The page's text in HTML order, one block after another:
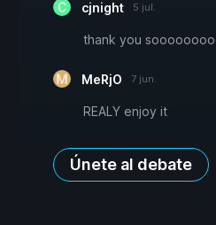
cjnight 5 jul.
thank you
MeRjO 7 jun.
REALY enjoy it
Únete al debate